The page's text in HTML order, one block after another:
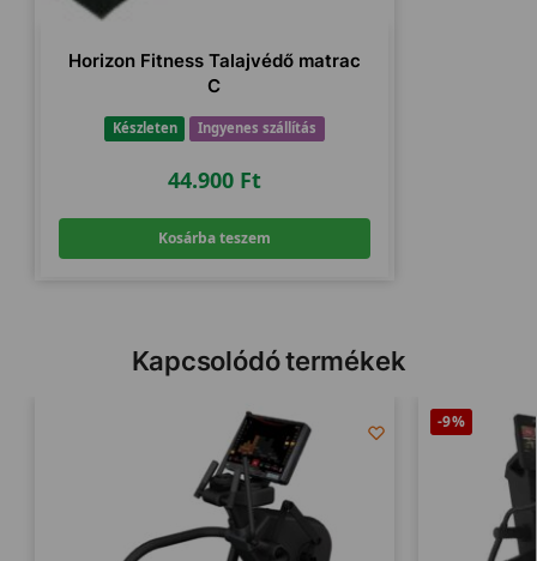
Horizon Fitness Talajvédő matrac
C
Készleten Ingyenes szállítás
44.900 Ft
Kosárba teszem
Kapcsolódó termékek
-9%